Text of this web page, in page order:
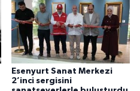
Esenyurt Sanat Merkezi
2’inci sergisini